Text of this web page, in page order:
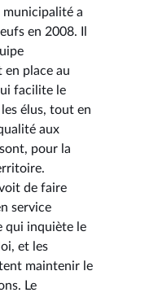
municipalité a
en 2008. Il
place au
facilite le
élus, tout en
aux
pour la
de faire
service
qui inquiète le
et les
maintenir le
Le